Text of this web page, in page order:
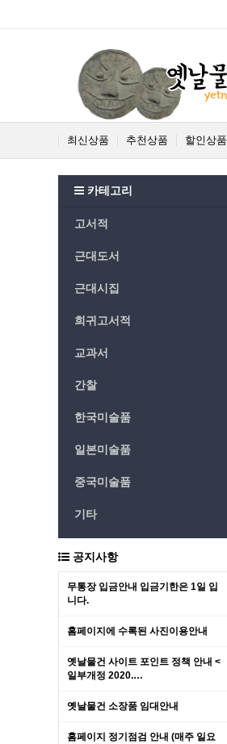
최신상품 추천상품 할인상품
카테고리
고서적
근대도서
근대시집
희귀고서적
교과서
간찰
한국미술품
일본미술품
중국미술품
기타
공지사항
무통장 입금안내 입금기한은 1일 입
니다.
홈페이지에 수록된 사진이용안내
옛날물건 사이트 포인트 정책 안내 <
일부개정 2020.…
옛날물건 소장품 임대안내
홈페이지 정기점검 안내 (매주 일요